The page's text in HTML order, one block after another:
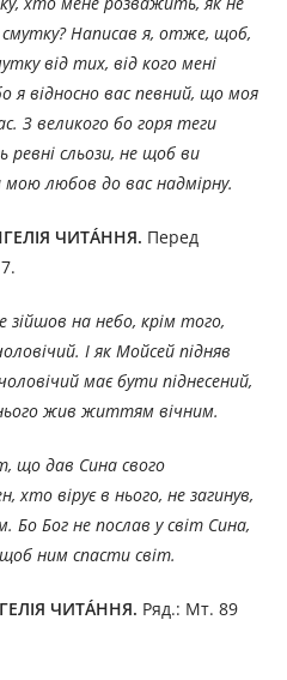
Написав я, отже, щоб,
від тих, від кого мені
я відносно вас певний, що моя
З великого бо горя теги
ревні сльози, не щоб ви
мою любов до вас надмірну.
ЧИТÁННЯ. Перед
зійшов на небо, крім того,
І як Мойсей підняв
має бути піднесений,
жив життям вічним.
що дав Сина свого
хто вірує в нього, не загинув,
Бог не послав у світ Сина,
ним спасти світ.
ЧИТÁННЯ. Ряд.: Мт. 89